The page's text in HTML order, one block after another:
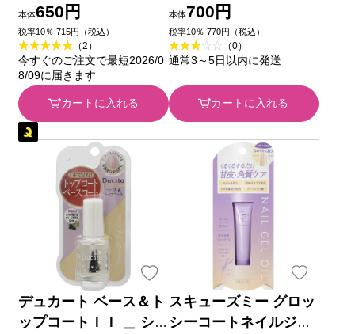
ャンテイ
本体650円
税率10％ 715円（税込）
（2）
今すぐのご注文で最短2026/0
8/09に届きます
カートに入れる
テイ
本体700円
税率10％ 770円（税込）
（0）
通常3～5日以内に発送
カートに入れる
デュカート ベース＆ト
ップコートＩＩ ＿ シ
スキューズミー グロッ
シーコートネイルジェ